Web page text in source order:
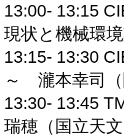
13:00- 13:15
現状と機械環
13:15- 13:30
～ 瀧本幸司
13:30- 13:45
瑞穂（国立天